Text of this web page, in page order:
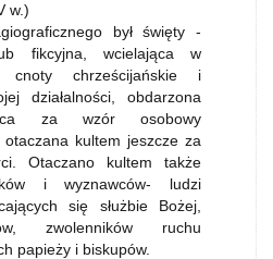
w.)
był święty -
fikcyjna, wcielająca w
cnoty chrześcijańskie i
działalności, obdarzona
za wzór osobowy
kultem jeszcze za
Otaczano kultem także
i wyznawców- ludzi
się służbie Bożej,
zwolenników ruchu
papieży i biskupów.